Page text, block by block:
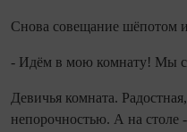
Снова совещание шёпотом
- Идём в мою комнату! Мы
Девичья комната.
непорочностью. А на столе